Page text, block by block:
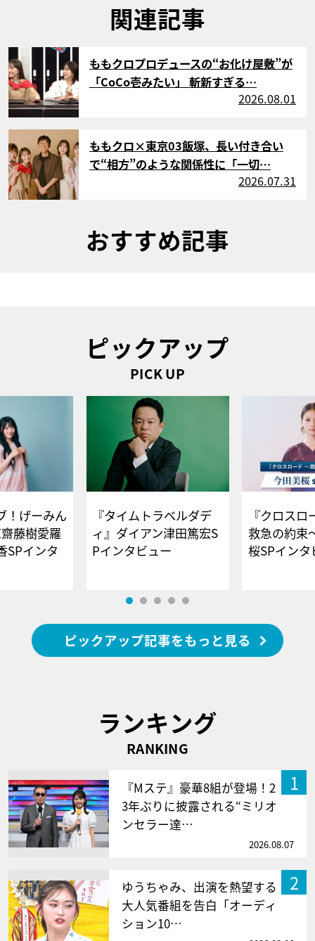
関連記事
サムネイル
ももクロプロデュースの“お化け屋敷”が
「CoCo壱みたい」 斬新すぎる…
2026.08.01
サムネイル
ももクロ×東京03飯塚、長い付き合い
で“相方”のような関係性に「一切…
2026.07.31
おすすめ記事
ピックアップ
PICK UP
！げーみん
藤樹愛羅
SPインタ
『タイムトラベルダデ
ィ』ダイアン津田篤宏S
Pインタビュー
『クロス
救急の約束
桜SPイ
ピックアップ記事をもっと見る
ランキング
RANKING
1
『Mステ』豪華8組が登場！2
3年ぶりに披露される“ミリオ
ンセラー達…
2026.08.07
2
ゆうちゃみ、出演を熱望する
大人気番組を告白「オーディ
ション10…